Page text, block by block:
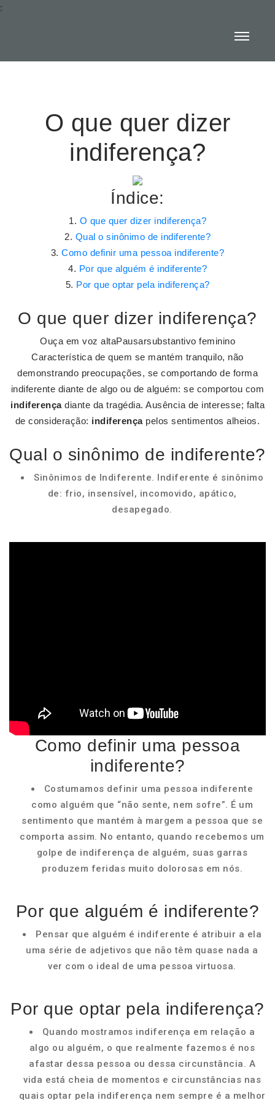
:
O que quer dizer
indiferença?
Índice:
O que quer dizer indiferença?
Qual o sinônimo de indiferente?
Como definir uma pessoa indiferente?
Por que alguém é indiferente?
Por que optar pela indiferença?
O que quer dizer indiferença?
Ouça em voz altaPausarsubstantivo feminino
Característica de quem se mantém tranquilo, não
demonstrando preocupações, se comportando de forma
indiferente diante de algo ou de alguém: se comportou com
indiferençadiante da tragédia. Ausência de interesse; falta
de consideração: indiferençapelos sentimentos alheios.
Qual o sinônimo de indiferente?
Sinônimos de Indiferente. Indiferente é sinônimo
de: frio, insensível, incomovido, apático,
desapegado.
Como definir uma pessoa
indiferente?
Costumamos definir uma pessoa indiferente
como alguém que “não sente, nem sofre”. É um
sentimento que mantém à margem a pessoa que se
comporta assim. No entanto, quando recebemos um
golpe de indiferença de alguém, suas garras
produzem feridas muito dolorosas em nós.
Por que alguém é indiferente?
Pensar que alguém é indiferente é atribuir a ela
uma série de adjetivos que não têm quase nada a
ver com o ideal de uma pessoa virtuosa.
Por que optar pela indiferença?
Quando mostramos indiferença em relação a
algo ou alguém, o que realmente fazemos é nos
afastar dessa pessoa ou dessa circunstância. A
vida está cheia de momentos e circunstâncias nas
quais optar pela indiferença nem sempre é a melhor